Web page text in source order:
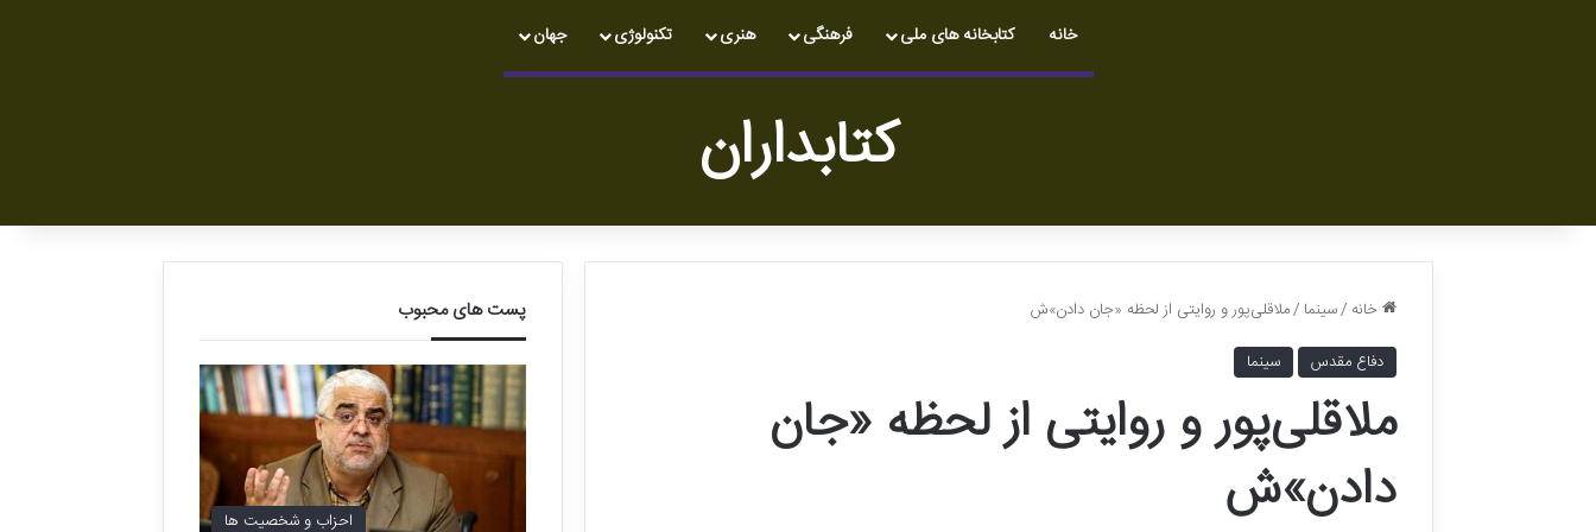
خانه کتابخانه های ملی فرهنگی هنری تکنولوژی جهان
کتابداران
خانه /سینما /ملاقلی‌پور و روایتی از لحظه «جان دادن»ش
دفاع مقدس
سینما
ملاقلی‌پور و روایتی از لحظه «جان
دادن»ش
پست های محبوب
احزاب و شخصیت ها